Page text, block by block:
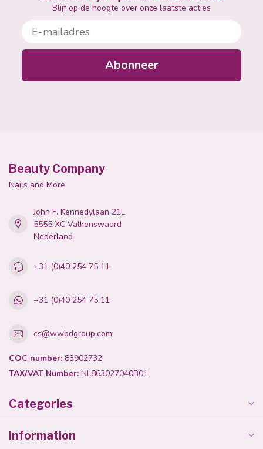
Blijf op de hoogte over onze laatste acties
E-mailadres
Abonneer
Beauty Company
Nails and More
John F. Kennedylaan 21L
5555 XC Valkenswaard
Nederland
+31 (0)40 254 75 11
+31 (0)40 254 75 11
cs@wwbdgroup.com
COC number: 83902732
TAX/VAT Number: NL863027040B01
Categories
Information